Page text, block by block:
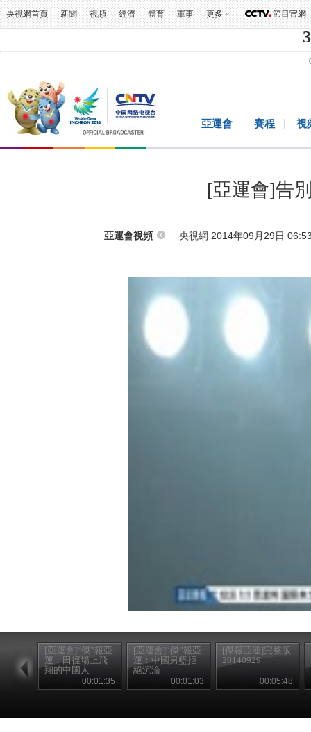
央視網首頁 新聞 視頻 經濟 體育 軍事 更多 節目官網
亞運會 賽程 視
[亞運會]告
亞運會視頻 央視網 2014年09月29日
[亞運會]“傑”報亞
運：田徑場上飛
翔的中國人
00:01:35
[亞運會]“傑”報亞
運：中國男籃拒
絕沉淪
00:01:03
[傑報亞運]完整版
20140929
00:05:48